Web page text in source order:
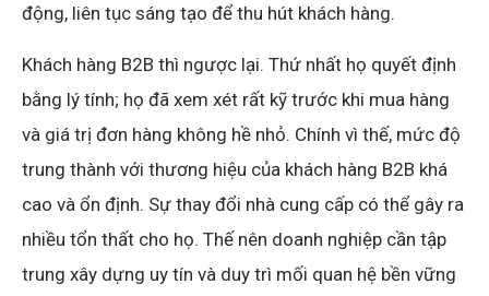
động, liên tục sáng tạo để thu hút khách hàng.
Khách hàng B2B thì ngược lại. Thứ nhất họ quyết định
bằng lý tính; họ đã xem xét rất kỹ trước khi mua hàng
và giá trị đơn hàng không hề nhỏ. Chính vì thế, mức độ
trung thành với thương hiệu của khách hàng B2B khá
cao và ổn định. Sự thay đổi nhà cung cấp có thể gây ra
nhiều tổn thất cho họ. Thế nên doanh nghiệp cần tập
trung xây dựng uy tín và duy trì mối quan hệ bền vững